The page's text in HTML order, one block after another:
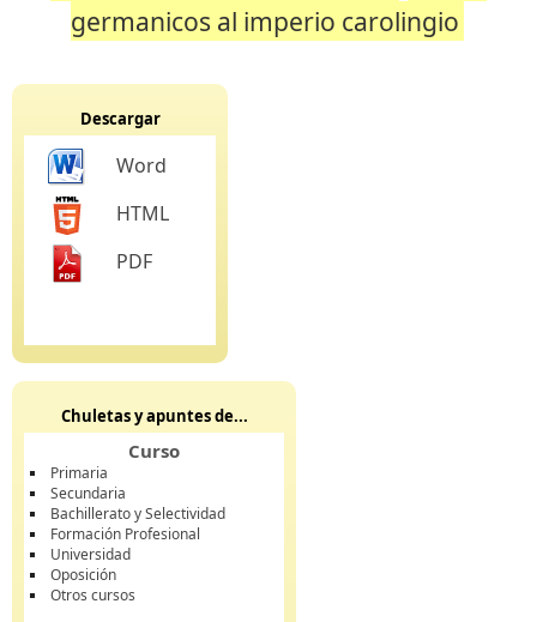
germanicos al imperio carolingio
Descargar
Word
HTML
PDF
Chuletas y apuntes de...
Curso
Primaria
Secundaria
Bachillerato y Selectividad
Formación Profesional
Universidad
Oposición
Otros cursos